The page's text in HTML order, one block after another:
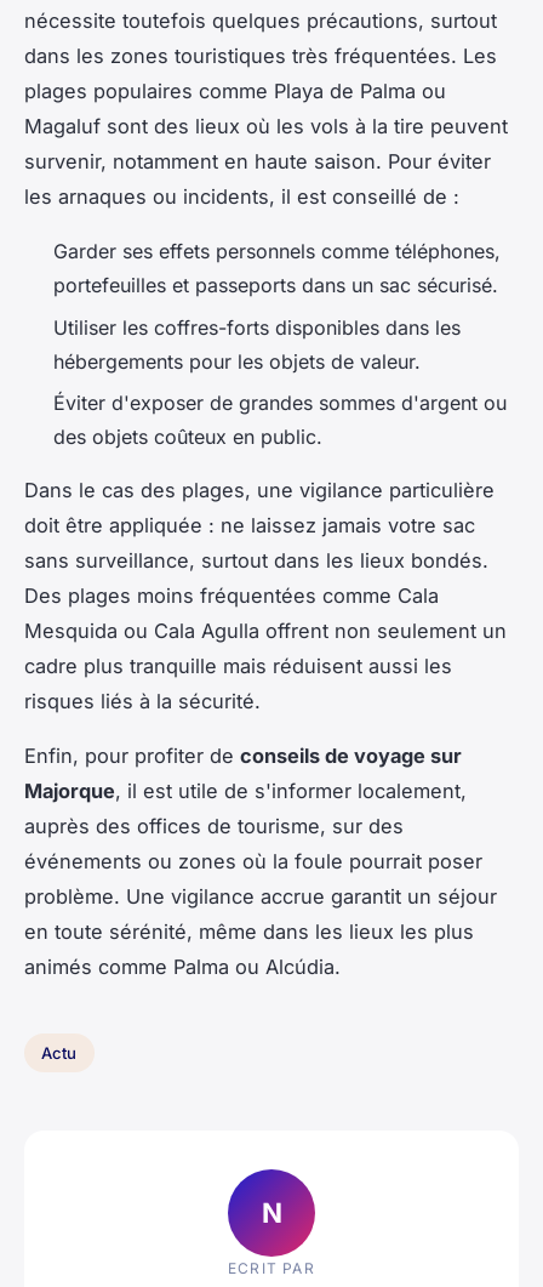
nécessite toutefois quelques précautions, surtout
dans les zones touristiques très fréquentées. Les
plages populaires comme Playa de Palma ou
Magaluf sont des lieux où les vols à la tire peuvent
survenir, notamment en haute saison. Pour éviter
les arnaques ou incidents, il est conseillé de :
Garder ses effets personnels comme téléphones,
portefeuilles et passeports dans un sac sécurisé.
Utiliser les coffres-forts disponibles dans les
hébergements pour les objets de valeur.
Éviter d'exposer de grandes sommes d'argent ou
des objets coûteux en public.
Dans le cas des plages, une vigilance particulière
doit être appliquée : ne laissez jamais votre sac
sans surveillance, surtout dans les lieux bondés.
Des plages moins fréquentées comme Cala
Mesquida ou Cala Agulla offrent non seulement un
cadre plus tranquille mais réduisent aussi les
risques liés à la sécurité.
Enfin, pour profiter de conseils de voyage sur
Majorque, il est utile de s'informer localement,
auprès des offices de tourisme, sur des
événements ou zones où la foule pourrait poser
problème. Une vigilance accrue garantit un séjour
en toute sérénité, même dans les lieux les plus
animés comme Palma ou Alcúdia.
Actu
N
ECRIT PAR